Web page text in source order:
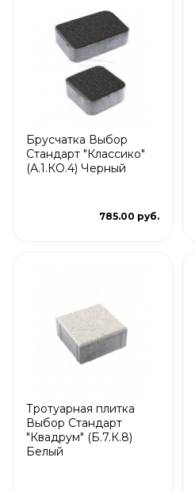
Брусчатка Выбор
Стандарт "Классико"
(А.1.КО.4) Черный
785.00 руб.
Тротуарная плитка
Выбор Стандарт
"Квадрум" (Б.7.К.8)
Белый